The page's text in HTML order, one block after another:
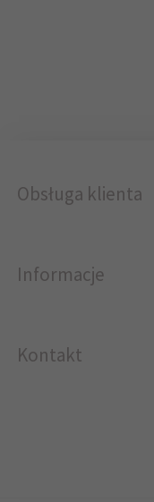
Obsługa klienta
Informacje
Kontakt